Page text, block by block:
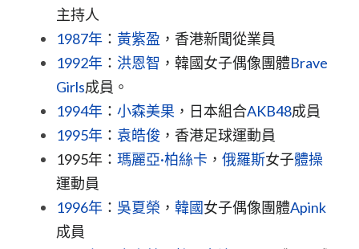
主持人
1987年 ： 黃紫盈 ，香港新聞從業員
1992年 ： 洪恩智 ，韓國女子偶像團體Brave
Girls成員。
1994年 ： 小森美果 ，日本組合AKB48成員
1995年 ： 袁皓俊 ，香港足球運動員
1995年： 瑪麗亞·柏絲卡 ， 俄羅斯女子體操
運動員
1996年 ： 吳夏榮 ， 韓國女子偶像團體Apink
成員